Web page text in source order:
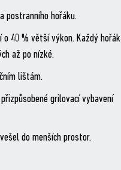
postranního hořáku.
40 % větší výkon. Každý hořák
až po nízké.
lištám.
grilovací vybavení
do menších prostor.